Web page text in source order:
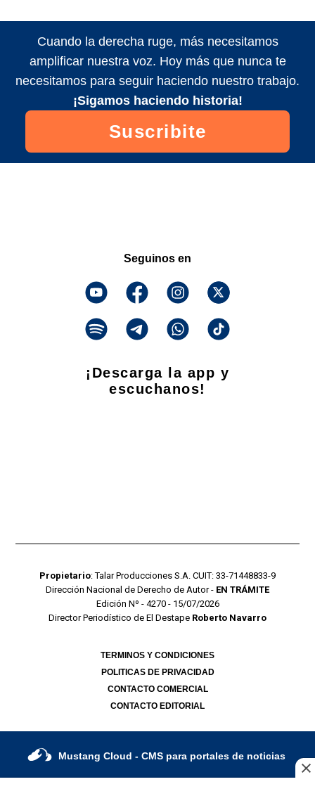
Cuando la derecha ruge, más necesitamos
amplificar nuestra voz. Hoy más que nunca te
necesitamos para seguir haciendo nuestro trabajo.
¡Sigamos haciendo historia!
Suscribite
Seguinos en
¡Descarga la app y
escuchanos!
Propietario: Talar Producciones S.A. CUIT: 33-71448833-9
Dirección Nacional de Derecho de Autor - EN TRÁMITE
Edición Nº - 4270 - 15/07/2026
Director Periodístico de El Destape Roberto Navarro
TERMINOS Y CONDICIONES
POLITICAS DE PRIVACIDAD
CONTACTO COMERCIAL
CONTACTO EDITORIAL
Mustang Cloud - CMS para portales de noticias